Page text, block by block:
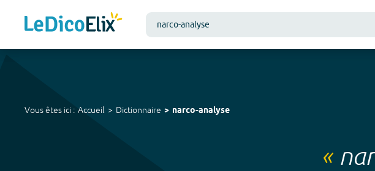
Vous êtes ici : Accueil Dictionnaire narco-analyse
«